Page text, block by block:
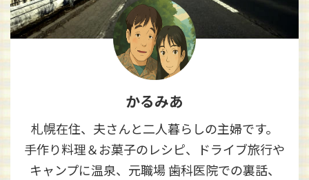
かるみあ
札幌在住、夫さんと二人暮らしの主婦です。
手作り料理＆お菓子のレシピ、ドライブ旅行や
キャンプに温泉、元職場 歯科医院での裏話、